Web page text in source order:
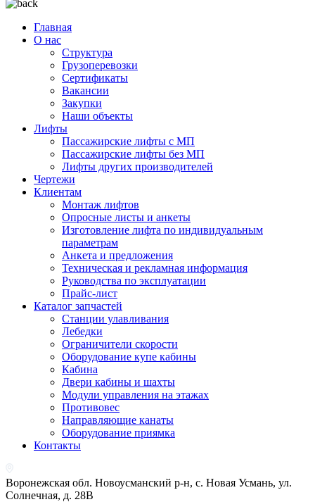
Главная
О нас
Структура
Грузоперевозки
Сертификаты
Вакансии
Закупки
Наши объекты
Лифты
Пассажирские лифты с МП
Пассажирские лифты без МП
Лифты других производителей
Чертежи
Клиентам
Монтаж лифтов
Опросные листы и анкеты
Изготовление лифта по индивидуальным
параметрам
Анкета и предложения
Техническая и рекламная информация
Руководства по эксплуатации
Прайс-лист
Каталог запчастей
Станции улавливания
Лебедки
Ограничители скорости
Оборудование купе кабины
Кабина
Двери кабины и шахты
Модули управления на этажах
Противовес
Направляющие канаты
Оборудование приямка
Контакты
Воронежская обл. Новоусманский р-н, с. Новая Усмань, ул.
Солнечная, д. 28В